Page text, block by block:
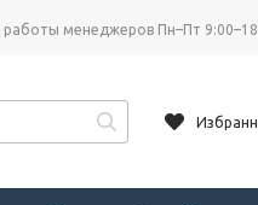
менеджеров Пн–Пт